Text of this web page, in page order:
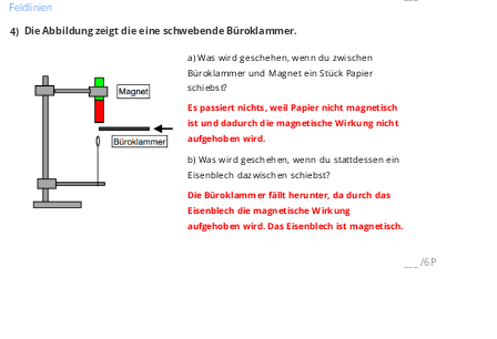
Feldlinien
4) Die Abbildung zeigt die eine schwebende Büroklammer.
a) Was wird geschehen, wenn du zwischen
Büroklammer und Magnet ein Stück Papier
schiebst?
Es passiert nichts, weil Papier nicht magnetisch
ist und dadurch die magnetische Wirkung nicht
aufgehoben wird.
b) Was wird geschehen, wenn du stattdessen ein
Eisenblech dazwischen schiebst?
Die Büroklammer fällt herunter, da durch das
Eisenblech die magnetische Wirkung
aufgehoben wird. Das Eisenblech ist magnetisch.
/6P